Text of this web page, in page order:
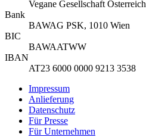
Vegane Gesellschaft Österreich
Bank
BAWAG PSK, 1010 Wien
BIC
BAWAATWW
IBAN
AT23 6000 0000 9213 3538
Impressum
Anlieferung
Datenschutz
Für Presse
Für Unternehmen